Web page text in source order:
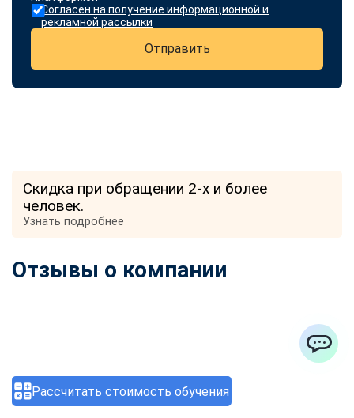
Рассчитать стоимость обучения
Согласен на получение информационной и
рекламной рассылки
Отправить
Скидка при обращении 2-х и более
человек.
Узнать подробнее
Отзывы о компании